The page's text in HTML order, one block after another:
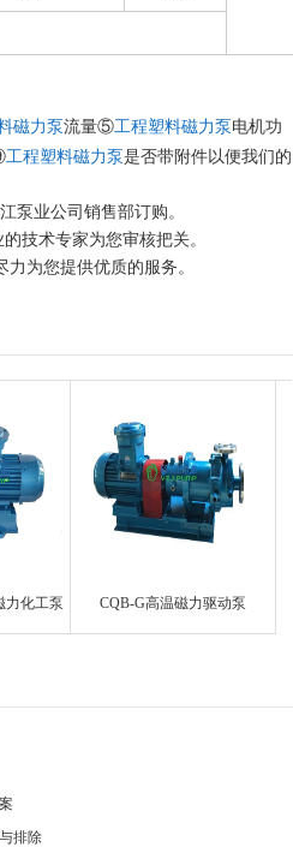
磁力泵流量⑤工程塑料磁力泵 电机功
工程塑料磁力泵是否带附件以便我们的
泵业公司销售部订购。
技术专家为您审核把关。
为您提供优质的服务。
力化工泵 CQB-G高温磁力驱动泵
排除